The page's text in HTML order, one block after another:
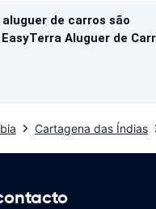
de carros são
Aluguer de
Cartagena das Índias